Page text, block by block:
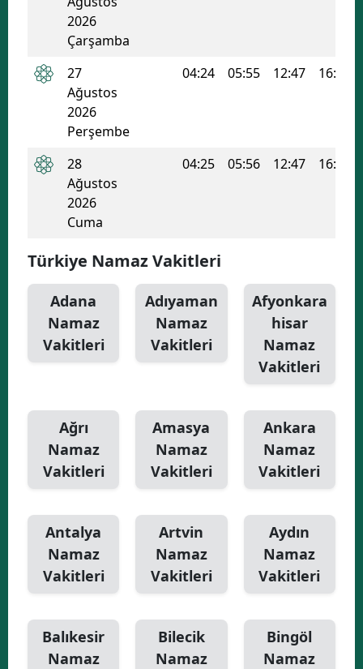
Karaman
Bartın
Ardahan
Iğdır
Karabük
Düzce
2026
Çarşamba
27
Ağustos
2026
Perşembe
04:24 05:55 12:47 16:30
28
Ağustos
2026
Cuma
04:25 05:56 12:47 16:29
Türkiye Namaz Vakitleri
Adana
Namaz
Vakitleri
Adıyaman
Namaz
Vakitleri
Afyonkara
hisar
Namaz
Vakitleri
Ağrı
Namaz
Vakitleri
Amasya
Namaz
Vakitleri
Ankara
Namaz
Vakitleri
Antalya
Namaz
Vakitleri
Artvin
Namaz
Vakitleri
Aydın
Namaz
Vakitleri
Balıkesir
Namaz
Bilecik
Namaz
Bingöl
Namaz